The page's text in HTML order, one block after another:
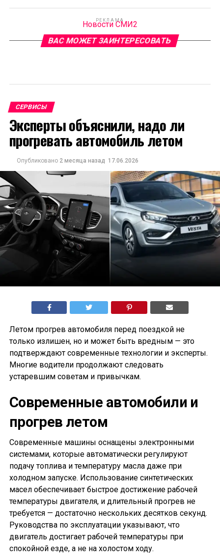
РЕКЛАМА
Новости СМИ2
ВАС МОЖЕТ ЗАИНТЕРЕСОВАТЬ
СЕРВИСЫ
Эксперты объяснили, надо ли
прогревать автомобиль летом
Опубликовано 2 месяца назад 17.06.2026
Летом прогрев автомобиля перед поездкой не
только излишен, но и может быть вредным — это
подтверждают современные технологии и эксперты.
Многие водители продолжают следовать
устаревшим советам и привычкам.
Современные автомобили и
прогрев летом
Современные машины оснащены электронными
системами, которые автоматически регулируют
подачу топлива и температуру масла даже при
холодном запуске. Использование синтетических
масел обеспечивает быстрое достижение рабочей
температуры двигателя, и длительный прогрев не
требуется — достаточно нескольких десятков секунд.
Руководства по эксплуатации указывают, что
двигатель достигает рабочей температуры при
спокойной езде, а не на холостом ходу.